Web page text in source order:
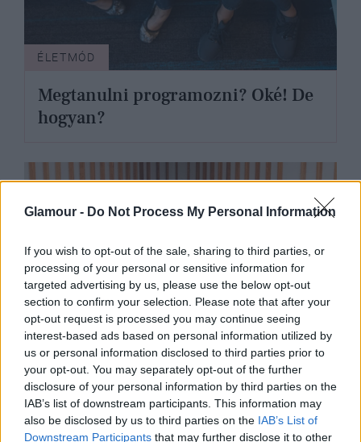
Glamour - Do Not Process My Personal Information
If you wish to opt-out of the sale, sharing to third parties, or
processing of your personal or sensitive information for
targeted advertising by us, please use the below opt-out
section to confirm your selection. Please note that after your
opt-out request is processed you may continue seeing
interest-based ads based on personal information utilized by
us or personal information disclosed to third parties prior to
your opt-out. You may separately opt-out of the further
disclosure of your personal information by third parties on the
IAB’s list of downstream participants. This information may
also be disclosed by us to third parties on the IAB’s List of
Downstream Participants that may further disclose it to other
ÉLETMÓD
Megtanulni programozni? Oké! De
hogyan?
KULTÚRA
Szigeti Zsófi már nagyban